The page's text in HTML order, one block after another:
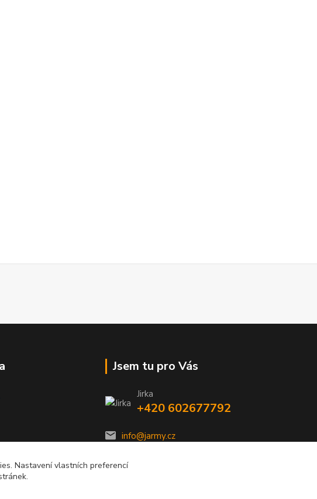
Jsem tu pro Vás
Jirka
+420 602677792
info@jarmy.cz
Nastavení vlastních preferencí